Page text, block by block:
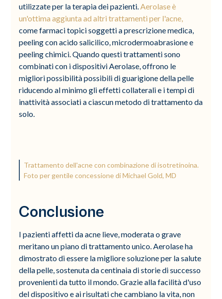
utilizzate per la terapia dei pazienti.Aerolase è
un'ottima aggiunta ad altri trattamenti per l'acne,
come farmaci topici soggetti a prescrizione medica,
peeling con acido salicilico, microdermoabrasione e
peeling chimici. Quando questi trattamenti sono
combinati con i dispositivi Aerolase, offrono le
migliori possibilità possibili di guarigione della pelle
riducendo al minimo gli effetti collaterali e i tempi di
inattività associati a ciascun metodo di trattamento da
solo.
Trattamento dell'acne con combinazione di isotretinoina.
Foto per gentile concessione di Michael Gold, MD
Conclusione
I pazienti affetti da acne lieve, moderata o grave
meritano un piano di trattamento unico. Aerolase ha
dimostrato di essere la migliore soluzione per la salute
della pelle, sostenuta da centinaia di storie di successo
provenienti da tutto il mondo. Grazie alla facilità d'uso
del dispositivo e ai risultati che cambiano la vita, non